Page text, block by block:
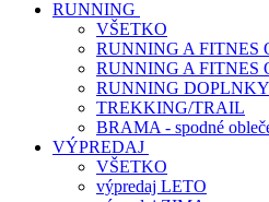
RUNNING
VŠETKO
RUNNING A FITNES
RUNNING A FITNES
RUNNING DOPLNKY
TREKKING/TRAIL
BRAMA - spodné
VÝPREDAJ
VŠETKO
výpredaj LETO